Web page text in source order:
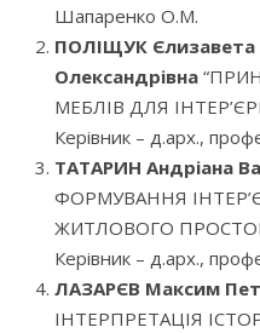
Шапаренко О.М.
ПОЛІЩУК Єлизавета
Олександрівна
МЕБЛІВ ДЛЯ
Керівник – д.арх.,
ТАТАРИН Андріана
ФОРМУВАННЯ
ЖИТЛОВОГО
Керівник – д.арх.,
ЛАЗАРЄВ Максим
ІНТЕРПРЕТАЦІЯ